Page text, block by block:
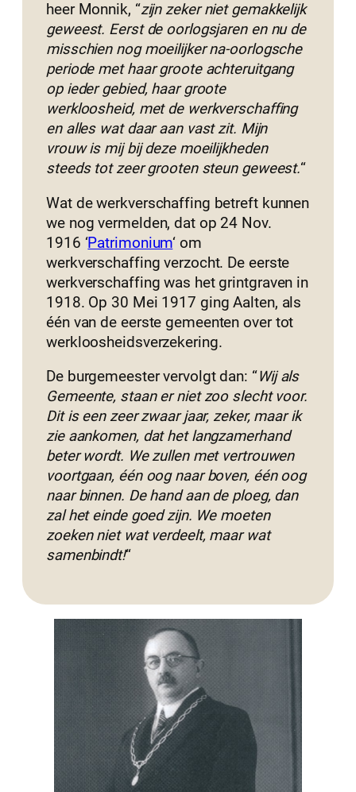
heer Monnik, “zijn zeker niet gemakkelijk
geweest. Eerst de oorlogsjaren en nu de
misschien nog moeilijker na-oorlogsche
periode met haar groote achteruitgang
op ieder gebied, haar groote
werkloosheid, met de werkverschaffing
en alles wat daar aan vast zit. Mijn
vrouw is mij bij deze moeilijkheden
steeds tot zeer grooten steun geweest.“
Wat de werkverschaffing betreft kunnen
we nog vermelden, dat op 24 Nov.
1916 ‘Patrimonium‘ om
werkverschaffing verzocht. De eerste
werkverschaffing was het grintgraven in
1918. Op 30 Mei 1917 ging Aalten, als
één van de eerste gemeenten over tot
werkloosheidsverzekering.
De burgemeester vervolgt dan: “Wij als
Gemeente, staan er niet zoo slecht voor.
Dit is een zeer zwaar jaar, zeker, maar ik
zie aankomen, dat het langzamerhand
beter wordt. We zullen met vertrouwen
voortgaan, één oog naar boven, één oog
naar binnen. De hand aan de ploeg, dan
zal het einde goed zijn. We moeten
zoeken niet wat verdeelt, maar wat
samenbindt!“